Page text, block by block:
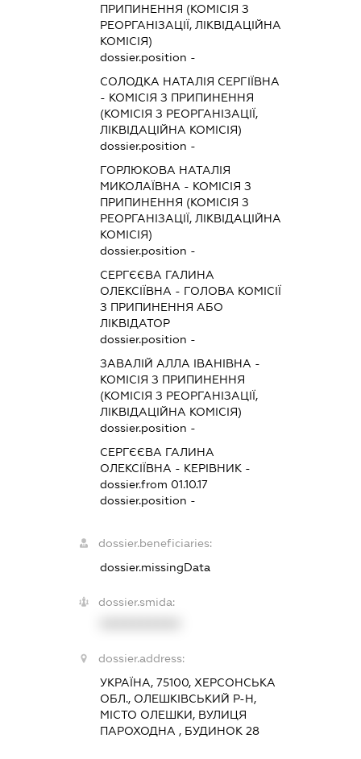
ПРИПИНЕННЯ (КОМІСІЯ З
РЕОРГАНІЗАЦІЇ, ЛІКВІДАЦІЙНА
КОМІСІЯ)
dossier.position -
СОЛОДКА НАТАЛІЯ СЕРГІЇВНА
- КОМІСІЯ З ПРИПИНЕННЯ
(КОМІСІЯ З РЕОРГАНІЗАЦІЇ,
ЛІКВІДАЦІЙНА КОМІСІЯ)
dossier.position -
ГОРЛЮКОВА НАТАЛІЯ
МИКОЛАЇВНА - КОМІСІЯ З
ПРИПИНЕННЯ (КОМІСІЯ З
РЕОРГАНІЗАЦІЇ, ЛІКВІДАЦІЙНА
КОМІСІЯ)
dossier.position -
СЕРГЄЄВА ГАЛИНА
ОЛЕКСІЇВНА - ГОЛОВА КОМІСІЇ
З ПРИПИНЕННЯ АБО
ЛІКВІДАТОР
dossier.position -
ЗАВАЛІЙ АЛЛА ІВАНІВНА -
КОМІСІЯ З ПРИПИНЕННЯ
(КОМІСІЯ З РЕОРГАНІЗАЦІЇ,
ЛІКВІДАЦІЙНА КОМІСІЯ)
dossier.position -
СЕРГЄЄВА ГАЛИНА
ОЛЕКСІЇВНА - КЕРІВНИК -
dossier.from 01.10.17
dossier.position -
dossier.beneficiaries:
dossier.missingData
dossier.smida:
dossier.address:
УКРАЇНА, 75100, ХЕРСОНСЬКА
ОБЛ., ОЛЕШКІВСЬКИЙ Р-Н,
МІСТО ОЛЕШКИ, ВУЛИЦЯ
ПАРОХОДНА , БУДИНОК 28